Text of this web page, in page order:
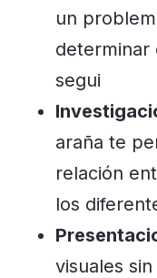
un
determinar
segui
araña te
relación
los
visuales